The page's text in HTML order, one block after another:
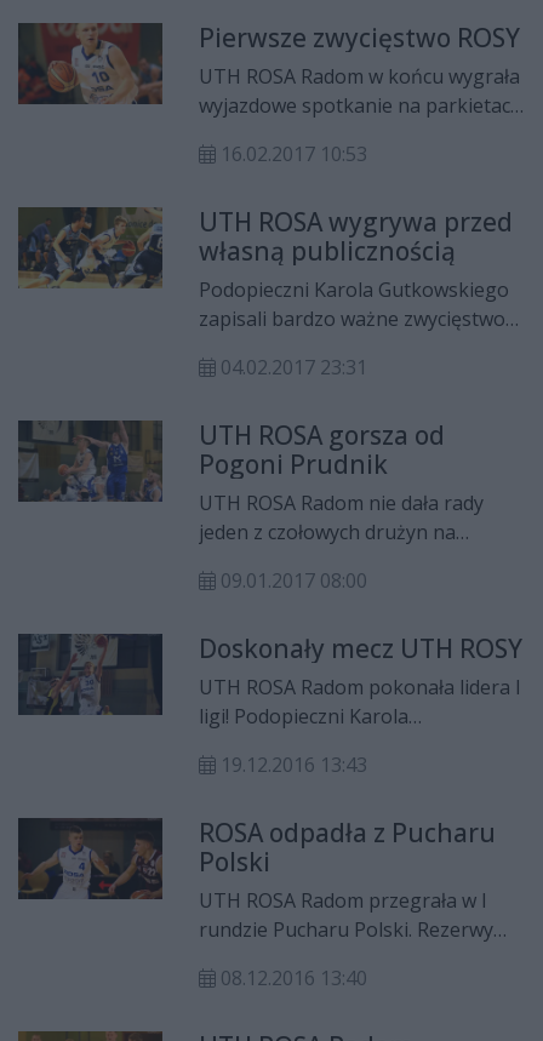
drużynę Biofarm Basket Poznań
64:58! Zapraszamy do obejrzenia
galerii zdjęć z tego pojedynku,
którą przygotowała dla Państwa
Joanna Gołąbek!
Pierwsze zwycięstwo ROSY
UTH ROSA Radom w końcu wygrała
wyjazdowe spotkanie na parkietach
Gutkowskiego triumfowali z AZS-
16.02.2017 10:53
UTH ROSA wygrywa przed
własną publicznością
Podopieczni Karola Gutkowskiego
zapisali bardzo ważne zwycięstwo
sobotę (4 lutego) UTH ROSA
parkiecie Zetkame Doral Nysa
Kłodzko 79:58! Liderami zespołu z
Radomia w tym pojedynku okazał
się duet Mateusz Szczypiński - Filip
Zegzuła!
04.02.2017 23:31
UTH ROSA gorsza od
Pogoni Prudnik
UTH ROSA Radom nie dała rady
jeden z czołowych drużyn na
Podopieczni Karola Gutkowskiego,
przegrali na własnym terenie z
obecnie czwartym zespołem I ligi -
Pogoniom Prudnik 53:76.
09.01.2017 08:00
Doskonały mecz UTH ROSY
UTH ROSA Radom pokonała lidera I
ligi! Podopieczni Karola
hali z MAX Electro Sokołem Łańcut
19.12.2016 13:43
ROSA odpadła z Pucharu
Polski
UTH ROSA Radom przegrała w I
rundzie Pucharu Polski. Rezerwy
ligowym Stomilem Olsztyn.
08.12.2016 13:40